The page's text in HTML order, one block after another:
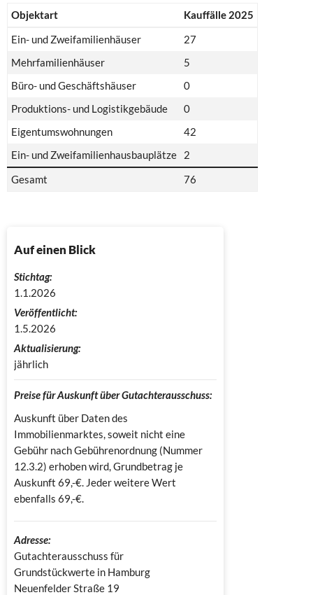
Objektart
Kauffälle 2025
Ein- und Zweifamilienhäuser
27
Mehrfamilienhäuser
5
Büro- und Geschäftshäuser
0
Produktions- und Logistikgebäude
0
Eigentumswohnungen
42
Ein- und Zweifamilienhausbauplätze
2
Gesamt
76
Auf einen Blick
Stichtag:
1.1.2026
Veröffentlicht:
1.5.2026
Aktualisierung:
jährlich
Preise für Auskunft über Gutachterausschuss:
Auskunft über Daten des
Immobilienmarktes, soweit nicht eine
Gebühr nach Gebührenordnung (Nummer
12.3.2) erhoben wird, Grundbetrag je
Auskunft 69,-€. Jeder weitere Wert
ebenfalls 69,-€.
Adresse:
Gutachterausschuss für
Grundstückwerte in Hamburg
Neuenfelder Straße 19